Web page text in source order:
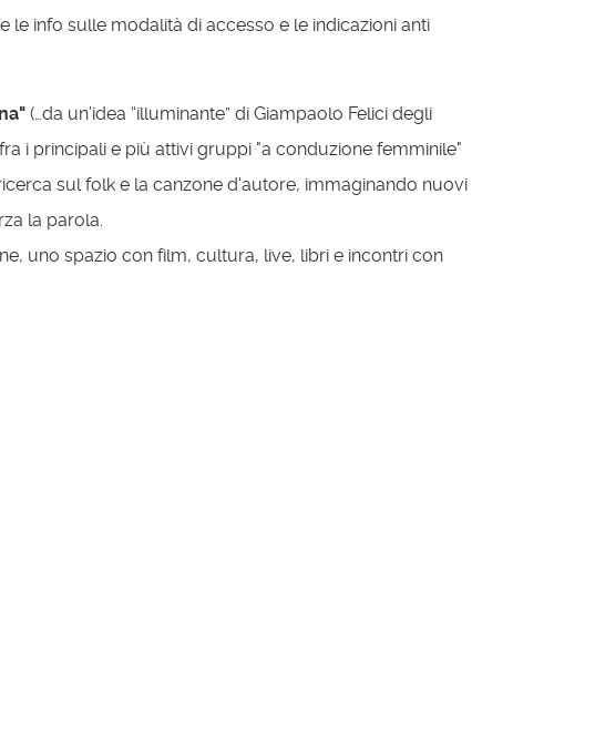
le info sulle modalità di accesso e le indicazioni anti
(…da un’idea “illuminante” di Giampaolo Felici degli
i principali e più attivi gruppi "a conduzione femminile"
sul folk e la canzone d'autore, immaginando nuovi
la parola.
uno spazio con film, cultura, live, libri e incontri con